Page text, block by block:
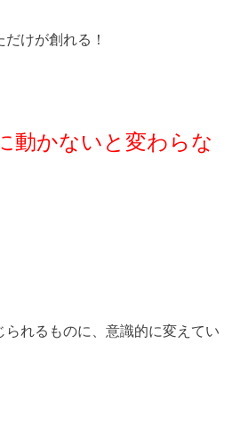
けが創れる！
動かないと変わらな
られるものに、意識的に変えてい